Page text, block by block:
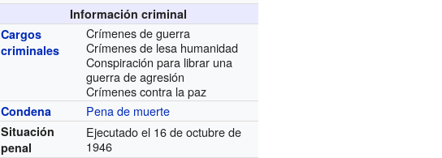
Información criminal
Cargos
criminales
Crímenes de guerra
Crímenes de lesa humanidad
Conspiración para librar una
guerra de agresión
Crímenes contra la paz
Condena Pena de muerte
Situación
penal
Ejecutado el 16 de octubre de
1946